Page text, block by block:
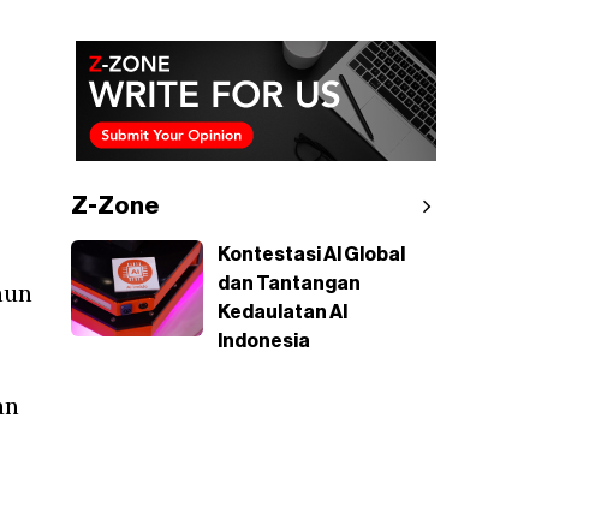
Z-Zone
Kontestasi AI Global
dan Tantangan
Kedaulatan AI
Indonesia